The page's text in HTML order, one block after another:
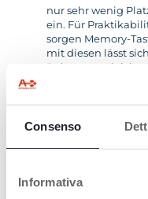
Consenso
Informativa
nur sehr wenig
ein. Für
sorgen Memory-
mit diesen lässt
Babywanne leicht,